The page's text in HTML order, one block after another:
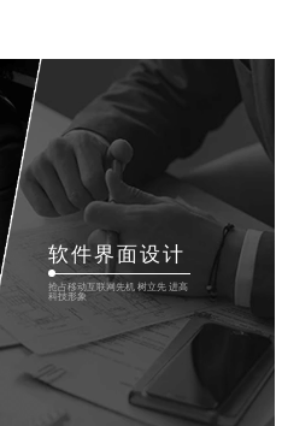
软件界面设计
抢占移动互联网先机 树立先 进高
科技形象